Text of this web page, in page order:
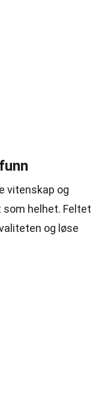
vitenskap og
helhet. Feltet
og løse